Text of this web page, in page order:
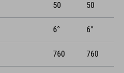
50 50
6° 6°
760 760